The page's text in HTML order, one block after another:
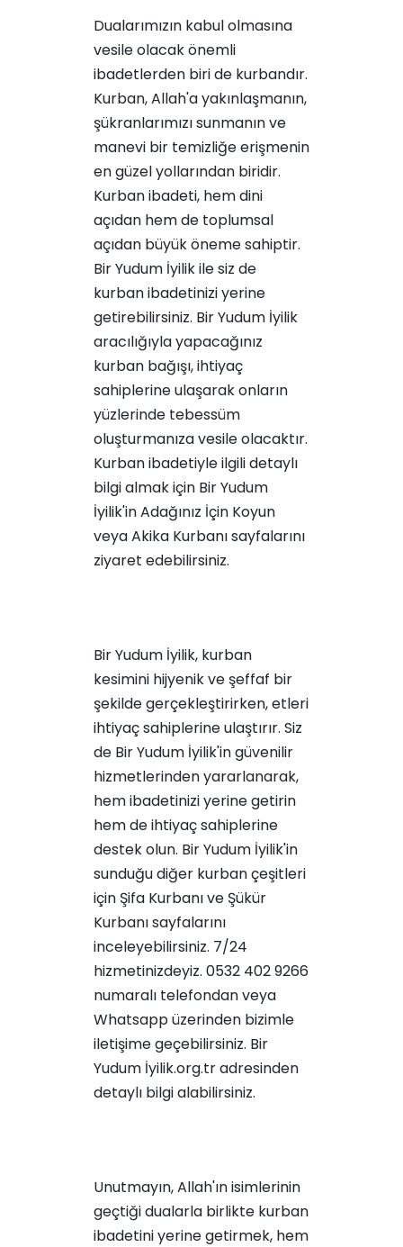
Dualarımızın kabul olmasına
vesile olacak önemli
ibadetlerden biri de kurbandır.
Kurban, Allah'a yakınlaşmanın,
şükranlarımızı sunmanın ve
manevi bir temizliğe erişmenin
en güzel yollarından biridir.
Kurban ibadeti, hem dini
açıdan hem de toplumsal
açıdan büyük öneme sahiptir.
Bir Yudum İyilik ile siz de
kurban ibadetinizi yerine
getirebilirsiniz. Bir Yudum İyilik
aracılığıyla yapacağınız
kurban bağışı, ihtiyaç
sahiplerine ulaşarak onların
yüzlerinde tebessüm
oluşturmanıza vesile olacaktır.
Kurban ibadetiyle ilgili detaylı
bilgi almak için Bir Yudum
İyilik'inAdağınız İçin Koyun
veyaAkika Kurbanısayfalarını
ziyaret edebilirsiniz.
Bir Yudum İyilik, kurban
kesimini hijyenik ve şeffaf bir
şekilde gerçekleştirirken, etleri
ihtiyaç sahiplerine ulaştırır. Siz
de Bir Yudum İyilik'in güvenilir
hizmetlerinden yararlanarak,
hem ibadetinizi yerine getirin
hem de ihtiyaç sahiplerine
destek olun. Bir Yudum İyilik'in
sunduğu diğer kurban çeşitleri
için Şifa Kurbanıve Şükür
Kurbanısayfalarını
inceleyebilirsiniz. 7/24
hizmetinizdeyiz. 0532 402 9266
numaralı telefondan veya
Whatsapp üzerinden bizimle
iletişime geçebilirsiniz. Bir
Yudum İyilik.org.tr adresinden
detaylı bilgi alabilirsiniz.
Unutmayın, Allah'ın isimlerinin
geçtiği dualarla birlikte kurban
ibadetini yerine getirmek, hem